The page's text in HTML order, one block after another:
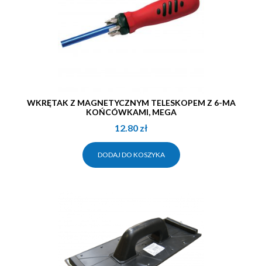
WKRĘTAK Z MAGNETYCZNYM TELESKOPEM Z 6-MA
KOŃCÓWKAMI, MEGA
12.80 zł
DODAJ DO KOSZYKA